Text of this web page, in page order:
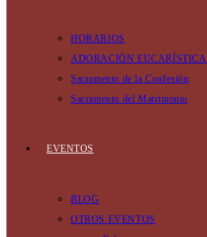
HORARIOS
ADORACIÓN EUCARÍSTICA
Sacramento de la Confesión
Sacramento del Matrimonio
EVENTOS
BLOG
OTROS EVENTOS